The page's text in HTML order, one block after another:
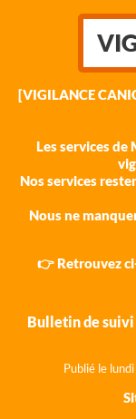
[VIGILANCE
Les services de
Nos services
Nous ne
👉 Retrouvez
Bulletin de
Publié le